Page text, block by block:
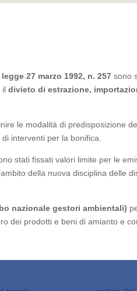
legge 27 marzo 1992, n. 257 sono
ildivieto di estrazione,
le modalità di predisposizione
interventi per la bonifica.
stati fissati valori limite per le
della nuova disciplina delle
nazionale gestori ambientali)
dei prodotti e beni di amianto e